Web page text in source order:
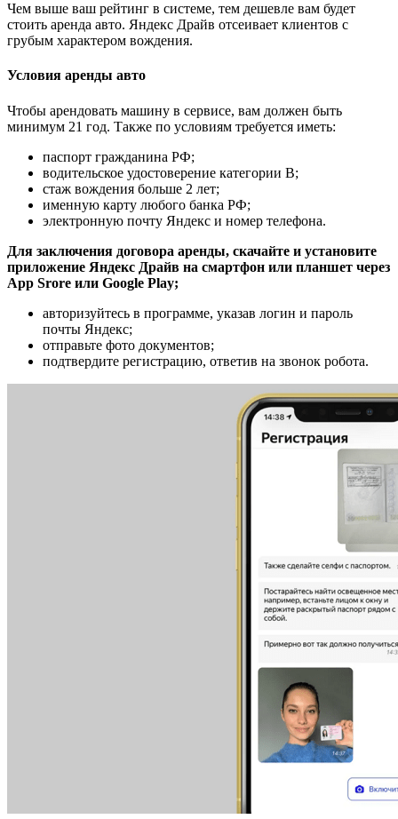
Чем выше ваш рейтинг в системе, тем дешевле вам будет
стоить аренда авто. Яндекс Драйв отсеивает клиентов с
грубым характером вождения.
Условия аренды авто
Чтобы арендовать машину в сервисе, вам должен быть
минимум 21 год. Также по условиям требуется иметь:
паспорт гражданина РФ;
водительское удостоверение категории B;
стаж вождения больше 2 лет;
именную карту любого банка РФ;
электронную почту Яндекс и номер телефона.
Для заключения договора аренды, скачайте и установите
приложение Яндекс Драйв на смартфон или планшет через
App Srore или Google Play;
авторизуйтесь в программе, указав логин и пароль
почты Яндекс;
отправьте фото документов;
подтвердите регистрацию, ответив на звонок робота.